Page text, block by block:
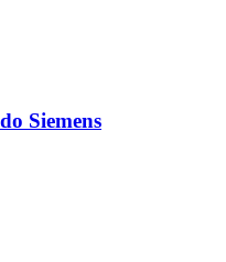
Siemens